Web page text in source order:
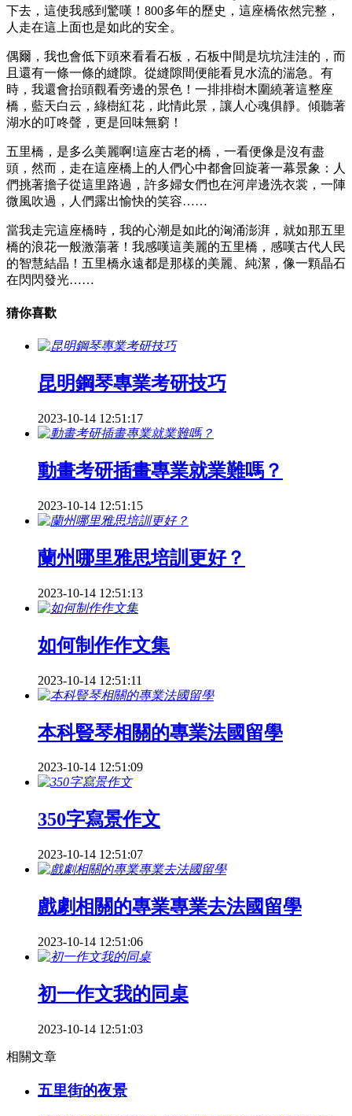
下去，這使我感到驚嘆！800多年的歷史，這座橋依然完整，
人走在這上面也是如此的安全。
偶爾，我也會低下頭來看看石板，石板中間是坑坑洼洼的，而
且還有一條一條的縫隙。從縫隙間便能看見水流的湍急。有
時，我還會抬頭觀看旁邊的景色！一排排樹木圍繞著這整座
橋，藍天白云，綠樹紅花，此情此景，讓人心魂俱靜。傾聽著
湖水的叮咚聲，更是回味無窮！
五里橋，是多么美麗啊!這座古老的橋，一看便像是沒有盡
頭，然而，走在這座橋上的人們心中都會回旋著一幕景象：人
們挑著擔子從這里路過，許多婦女們也在河岸邊洗衣裳，一陣
微風吹過，人們露出愉快的笑容……
當我走完這座橋時，我的心潮是如此的洶涌澎湃，就如那五里
橋的浪花一般激蕩著！我感嘆這美麗的五里橋，感嘆古代人民
的智慧結晶！五里橋永遠都是那樣的美麗、純潔，像一顆晶石
在閃閃發光……
猜你喜歡
昆明鋼琴專業考研技巧
2023-10-14 12:51:17
動畫考研插畫專業就業難嗎？
2023-10-14 12:51:15
蘭州哪里雅思培訓更好？
2023-10-14 12:51:13
如何制作作文集
2023-10-14 12:51:11
本科豎琴相關的專業法國留學
2023-10-14 12:51:09
350字寫景作文
2023-10-14 12:51:07
戲劇相關的專業專業去法國留學
2023-10-14 12:51:06
初一作文我的同桌
2023-10-14 12:51:03
相關文章
五里街的夜景